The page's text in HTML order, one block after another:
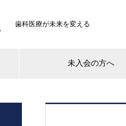
歯科医療が未来を変える
未入会の方へ